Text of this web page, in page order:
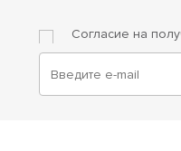
Согласие на